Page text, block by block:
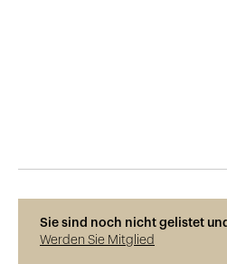
Sie sind noch nicht gelistet
Werden Sie Mitglied